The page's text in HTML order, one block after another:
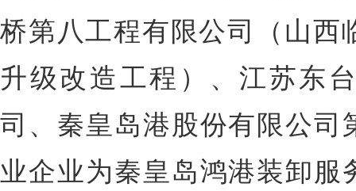
桥第八工程有限公司（山西
升级改造工程）、江苏东
司、秦皇岛港股份有限公司
业企业为秦皇岛鸿港装卸服